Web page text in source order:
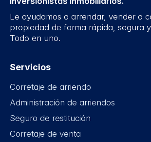
Le ayudamos a arrendar, vender o
propiedad de forma rápida, segura
Todo en uno.
Servicios
Corretaje de arriendo
Administración de arriendos
Seguro de restitución
Corretaje de venta